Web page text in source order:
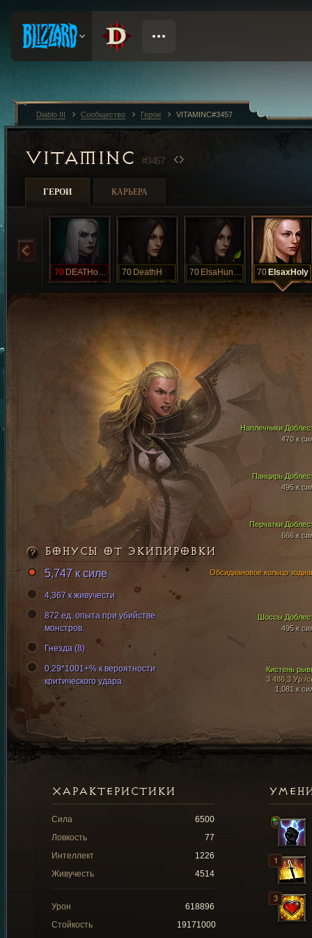
VITAMINC #3457
ГЕРОИ КАРЬЕРА
70 DEATHonceT 70 DeathH 70 ElsaHunter 70 ElsaxHoly
Панцирь
495 к
Перчатки
666 к
Наплечники
470 к
Шоссы
495 к
Кистень
3 486,3 Ур./
1,081 к
Обсидиановое кольцо
БОНУСЫ ОТ ЭКИПИРОВКИ
5,747 к силе
4,367 к живучести
872 ед. опыта при убийстве
монстров.
Гнезда (8)
0.29*1001+% к вероятности
критического удара
ХАРАКТЕРИСТИКИ
Сила
6500
Ловкость
77
Интеллект
1226
Живучесть
4514
Урон
618896
Стойкость
19171000
Diablo III Сообщество Герои VITAMINC#3457